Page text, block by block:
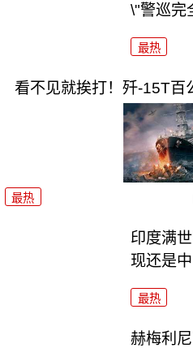
\"警巡完
最热
看不见就挨打！歼-15T百
最热
印度满
现还是中
最热
赫梅利